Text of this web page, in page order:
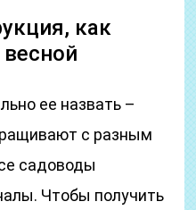
как
ее назвать –
с разным
садоводы
Чтобы получить